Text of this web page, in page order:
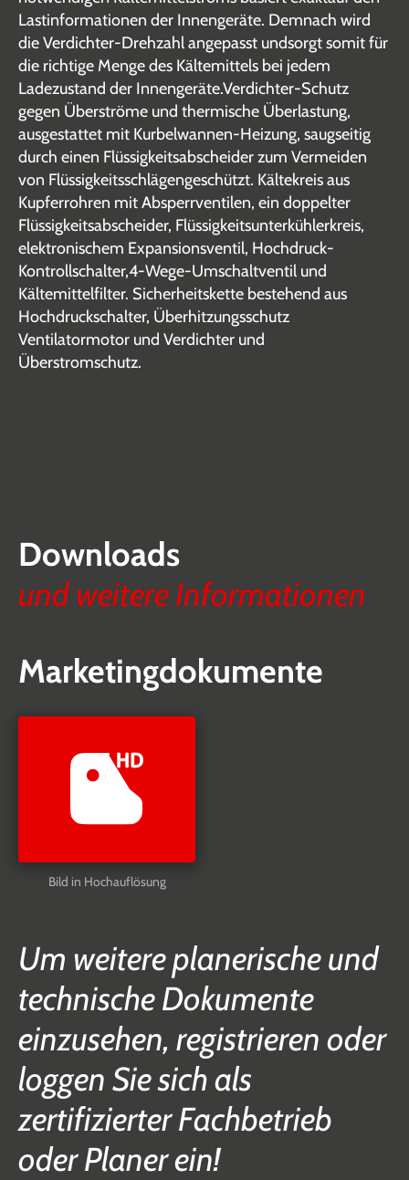
Lastinformationen der Innengeräte. Demnach wird
die Verdichter-Drehzahl angepasst undsorgt somit für
die richtige Menge des Kältemittels bei jedem
Ladezustand der Innengeräte.Verdichter-Schutz
gegen Überströme und thermische Überlastung,
ausgestattet mit Kurbelwannen-Heizung, saugseitig
durch einen Flüssigkeitsabscheider zum Vermeiden
von Flüssigkeitsschlägengeschützt. Kältekreis aus
Kupferrohren mit Absperrventilen, ein doppelter
Flüssigkeitsabscheider, Flüssigkeitsunterkühlerkreis,
elektronischem Expansionsventil, Hochdruck-
Kontrollschalter,4-Wege-Umschaltventil und
Kältemittelfilter. Sicherheitskette bestehend aus
Hochdruckschalter, Überhitzungsschutz
Ventilatormotor und Verdichter und
Überstromschutz.
Downloads
und weitere Informationen
Marketingdokumente
Bild in Hochauflösung
Um weitere planerische und
technische Dokumente
einzusehen, registrieren oder
loggen Sie sich als
zertifizierter Fachbetrieb
oder Planer ein!